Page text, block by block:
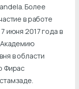
Более
в работе
июня 2017 года в
Академию
в области
Фирас